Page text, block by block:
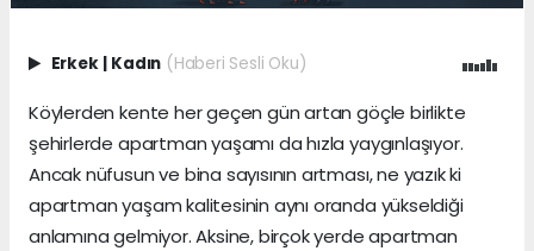
Erkek Kadın (Haberi Sesli Oku)
Köylerden kente her geçen gün artan göçle birlikte
şehirlerde apartman yaşamı da hızla yaygınlaşıyor.
Ancak nüfusun ve bina sayısının artması, ne yazık ki
apartman yaşam kalitesinin aynı oranda yükseldiği
anlamına gelmiyor. Aksine, birçok yerde apartman